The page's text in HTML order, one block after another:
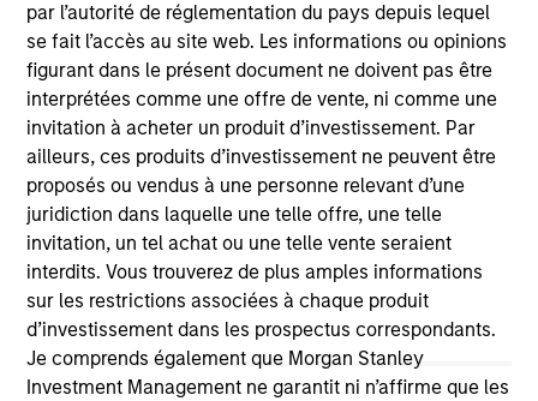
par l’autorité de réglementation du pays depuis lequel
se fait l’accès au site web. Les informations ou opinions
figurant dans le présent document ne doivent pas être
interprétées comme une offre de vente, ni comme une
invitation à acheter un produit d’investissement. Par
ailleurs, ces produits d’investissement ne peuvent être
proposés ou vendus à une personne relevant d’une
juridiction dans laquelle une telle offre, une telle
invitation, un tel achat ou une telle vente seraient
interdits. Vous trouverez de plus amples informations
sur les restrictions associées à chaque produit
d’investissement dans les prospectus correspondants.
Je comprends également que Morgan Stanley
Investment Management ne garantit ni n’affirme que les
As of July 25, 2025. The above is provided for informational
and educational purposes only. There is no guarantee that
the investment mentioned resulted in positive performance
(for realized holdings), or will perform well in the future (for
current holdings). The trademarks and service marks above
are the property of their respective owners. The information
on this website has not been authorized, sponsored, or
otherwise approved by such owners. By clicking on any
links shown here, you agree that you are navigating to a
third party site. We are providing these hyperlinks to you
only as a convenience and the inclusion of any hyperlink is
not and does not imply any endorsement, approval,
investigation, verification or monitoring by us of any
information contained in any hyperlinked site. In no event
shall we be responsible for the information contained on
the site or your use of such site.